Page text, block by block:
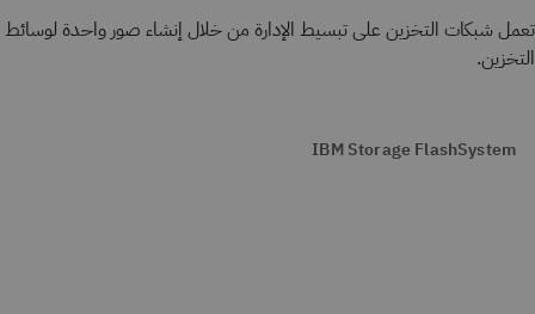
تعمل شبكات التخزين على تبسيط الإدارة من خلال إنشاء صور واحدة لوسائط
التخزين.
IBM Storage FlashSystem